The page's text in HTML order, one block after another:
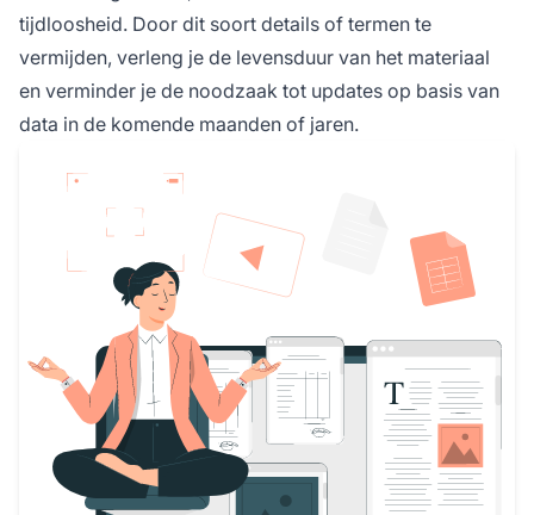
tijdloosheid. Door dit soort details of termen te
vermijden, verleng je de levensduur van het materiaal
en verminder je de noodzaak tot updates op basis van
data in de komende maanden of jaren.